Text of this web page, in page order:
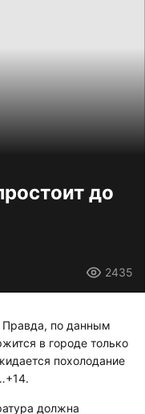
до
2435
Правда, по данным
в городе только
похолодание
должна